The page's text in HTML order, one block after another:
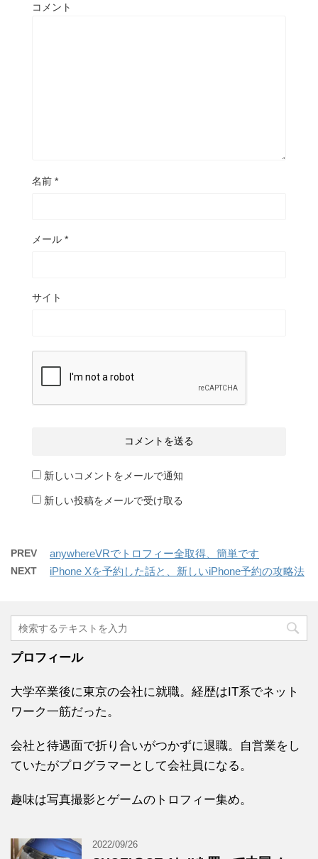
コメント
名前 *
メール *
サイト
新しいコメントをメールで通知
新しい投稿をメールで受け取る
PREV anywhereVRでトロフィー全取得、簡単です
NEXT iPhone Xを予約した話と、新しいiPhone予約の攻略法
プロフィール
大学卒業後に東京の会社に就職。経歴はIT系でネット
ワーク一筋だった。
会社と待遇面で折り合いがつかずに退職。自営業をし
ていたがプログラマーとして会社員になる。
趣味は写真撮影とゲームのトロフィー集め。
2022/09/26